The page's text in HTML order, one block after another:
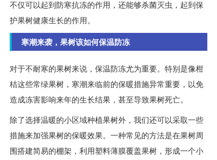
不仅可以起到防寒抗冻的作用，还能够杀菌灭虫，起到保
护果树健康生长的作用。
寒潮来袭，果树该如何保温防冻
对于不耐寒的果树来说，保温防冻尤为重要。特别是像柑
桔这些常绿果树，寒潮来临前的保暖措施异常重要，以免
造成冻害影响来年的生长结果，甚至导致果树死亡。
除了选择温暖的小区域种植果树外，我们还可以采取一些
措施来加强果树的保暖效果。一种常见的方法是在果树周
围搭建简易的棚架，利用塑料薄膜覆盖果树，形成一个小